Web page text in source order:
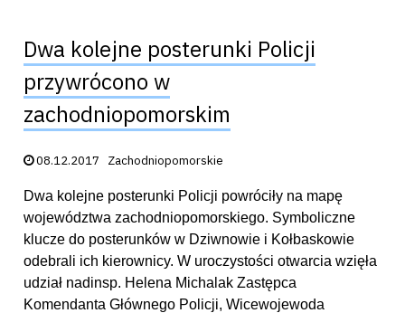
Dwa kolejne posterunki Policji
przywrócono w
zachodniopomorskim
Data publikacji:
08.12.2017 Zachodniopomorskie
Dwa kolejne posterunki Policji powróciły na mapę
województwa zachodniopomorskiego. Symboliczne
klucze do posterunków w Dziwnowie i Kołbaskowie
odebrali ich kierownicy. W uroczystości otwarcia wzięła
udział nadinsp. Helena Michalak Zastępca
Komendanta Głównego Policji, Wicewojewoda